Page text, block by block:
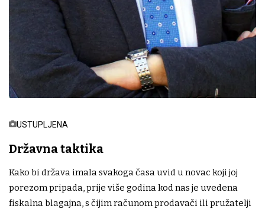
USTUPLJENA
Državna taktika
Kako bi država imala svakoga časa uvid u novac koji joj
porezom pripada, prije više godina kod nas je uvedena
fiskalna blagajna, s čijim računom prodavači ili pružatelji